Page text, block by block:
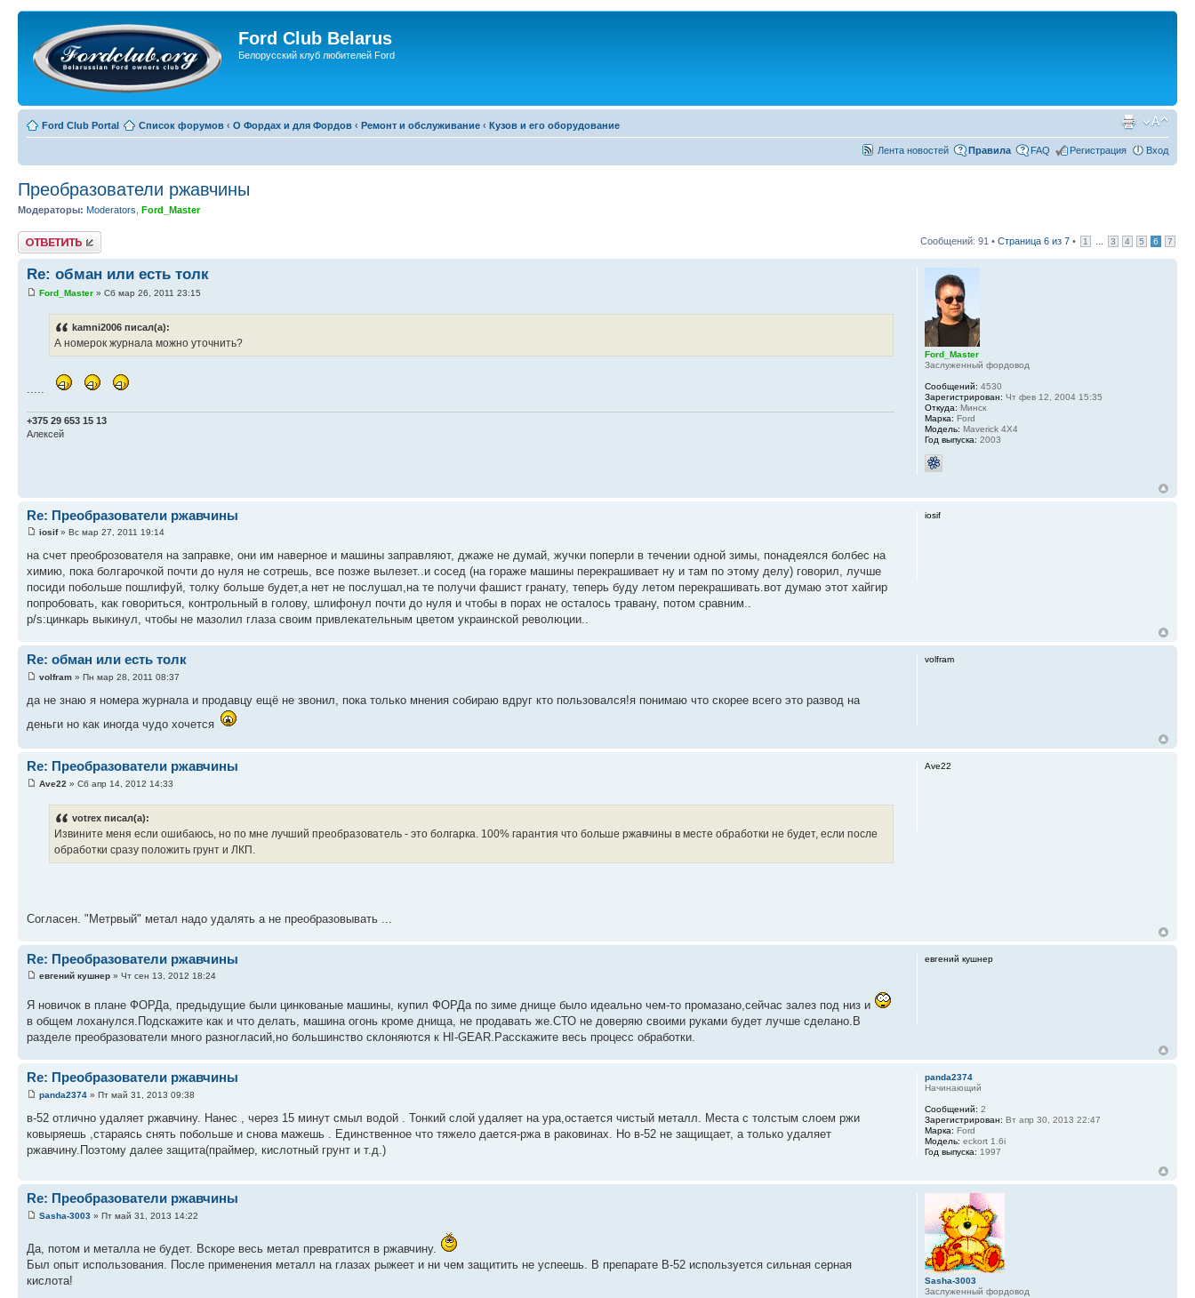
Ford Club Belarus
Белорусский клуб любителей Ford
Ford Club Portal Список форумов ‹ О Фордах и для Фордов ‹ Ремонт и обслуживание ‹ Кузов и его оборудование
Лента новостей Правила FAQ Регистрация Вход
Преобразователи ржавчины
Модераторы: Moderators Ford_Master
Ответить Сообщений: 91 • Страница 6 из 7 • 1 3 4 5 6 7
Re: обман или есть толк
Ford_Master » Сб мар 26, 2011 23:15
kamni2006 писал(а):
А номерок журнала можно уточнить?
+375 29 653 15 13
Алексей
Ford_Master
Заслуженный фордовод
Сообщений: 4530
Зарегистрирован: Чт фев 12, 2004 15:35
Откуда: Минск
Марка: Ford
Модель: Maverick 4X4
Год выпуска: 2003
Re: Преобразователи ржавчины
iosif» Вс мар 27, 2011 19:14
на счет преоброзователя на заправке, они им наверное и машины заправляют, джаже не думай, жучки поперли в течении одной зимы, понадеялся болбес на
химию, пока болгарочкой почти до нуля не сотрешь, все позже вылезет..и сосед (на гораже машины перекрашивает ну и там по этому делу) говорил, лучше
посиди побольше пошлифуй, толку больше будет,а нет не послушал,на те получи фашист гранату, теперь буду летом перекрашивать.вот думаю этот хайгир
попробовать, как говориться, контрольный в голову, шлифонул почти до нуля и чтобы в порах не осталось травану, потом сравним..
p/s:цинкарь выкинул, чтобы не мазолил глаза своим привлекательным цветом украинской революции..
iosif
Re: обман или есть толк
volfram » Пн мар 28, 2011 08:37
да не знаю я номера журнала и продавцу ещё не звонил, пока только мнения собираю вдруг кто пользовался!я понимаю что скорее всего это развод на
деньги но как иногда чудо хочется
volfram
Re: Преобразователи ржавчины
Ave22 » Сб апр 14, 2012 14:33
votrex писал(а):
Извините меня если ошибаюсь, но по мне лучший преобразователь - это болгарка. 100% гарантия что больше ржавчины в месте обработки не будет, если после
обработки сразу положить грунт и ЛКП.
Согласен. "Метрвый" метал надо удалять а не преобразовывать ...
Ave22
Re: Преобразователи ржавчины
евгений кушнер » Чт сен 13, 2012 18:24
Я новичок в плане ФОРДа, предыдущие были цинкованые машины, купил ФОРДа по зиме днище было идеально чем-то промазано,сейчас залез под низ и
в общем лоханулся.Подскажите как и что делать, машина огонь кроме днища, не продавать же.СТО не доверяю своими руками будет лучше сделано.В
разделе преобразователи много разногласий,но большинство склоняются к HI-GEAR.Расскажите весь процесс обработки.
евгений кушнер
Re: Преобразователи ржавчины
panda2374 » Пт май 31, 2013 09:38
в-52 отлично удаляет ржавчину. Нанес , через 15 минут смыл водой . Тонкий слой удаляет на ура,остается чистый металл. Места с толстым слоем ржи
ковыряешь ,стараясь снять побольше и снова мажешь . Единственное что тяжело дается-ржа в раковинах. Но в-52 не защищает, а только удаляет
ржавчину.Поэтому далее защита(праймер, кислотный грунт и т.д.)
panda2374
Начинающий
Сообщений: 2
Зарегистрирован: Вт апр 30, 2013 22:47
Марка: Ford
Модель: eckort 1.6i
Год выпуска: 1997
Re: Преобразователи ржавчины
Sasha-3003 » Пт май 31, 2013 14:22
Да, потом и металла не будет. Вскоре весь метал превратится в ржавчину.
Был опыт использования. После применения металл на глазах рыжеет и ни чем защитить не успеешь. В препарате В-52 используется сильная серная
кислота!
Sasha-3003
Заслуженный фордовод